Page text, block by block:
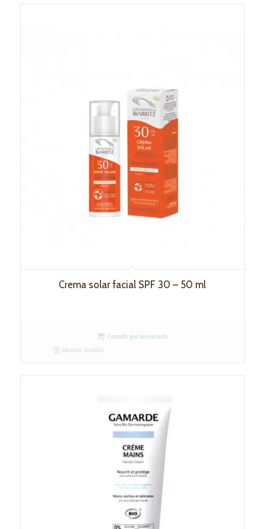
Crema solar facial SPF 30 – 50 ml
Cerrado por inventario
Mostrar detalles